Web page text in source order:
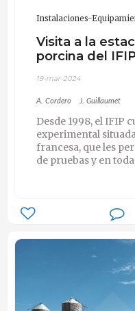
Instalaciones-
Visita a la
porcina del
19-mar-2024
A. Cordero J. Guillaumet
Desde 1998, el IFIP
experimental
francesa, que les
de pruebas y en